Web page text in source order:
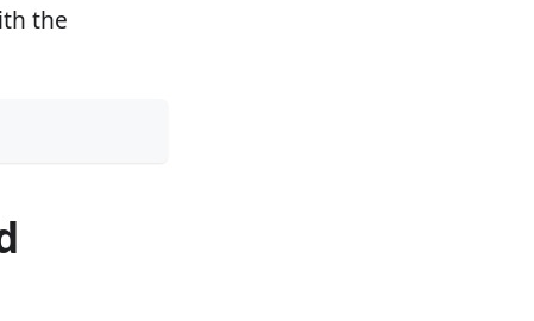
the